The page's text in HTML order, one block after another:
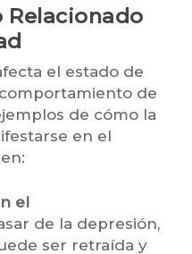
el estado de
de
de cómo la
en el
el
de la depresión,
ser retraída y